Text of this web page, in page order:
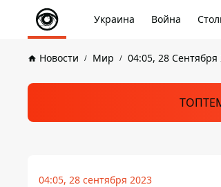
Украина Война
Новости Мир 04:05, 28 Сентября
04:05, 28 сентября 2023